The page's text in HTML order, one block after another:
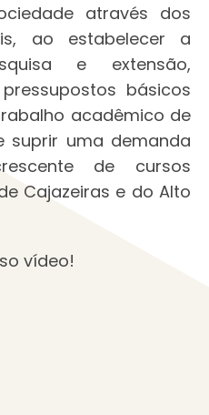
através dos
ao estabelecer a
e extensão,
básicos
acadêmico de
suprir uma demanda
de cursos
Cajazeiras e do Alto
vídeo!